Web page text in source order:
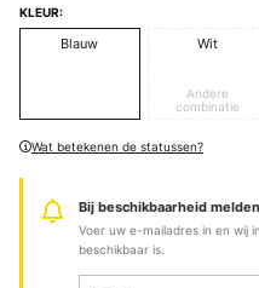
KLEUR:
Blauw Wit
Andere
combinatie
Wat betekenen de statussen?
Bij beschikbaarheid
Voer uw e-mailadres in en wij
beschikbaar is.